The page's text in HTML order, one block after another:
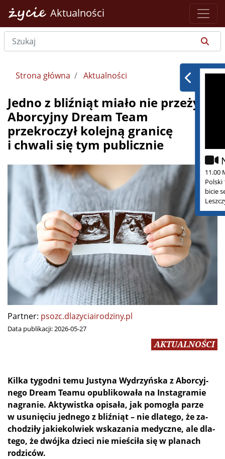
Aktualności
11.00
Polski
bicie
Strona główna Aktualności
Jedno z bliźniąt miało nie przeżyć.
Aborcyjny Dream Team
przekroczył kolejną granicę
i chwali się tym publicznie
Partner: psozc.dlazyciairodziny.pl
Data publikacji:2026-05-27
AKTUALNOŚCI
Kil­ka ty­go­dni te­mu Ju­sty­na Wy­drzyń­ska z Abor­cyj­
ne­go Dre­am Te­amu opu­bli­ko­wa­ła na In­sta­gra­mie
na­gra­nie. Ak­ty­wist­ka opi­sa­ła, jak po­mo­gła pa­rze
w usu­nię­ciu jed­ne­go z bliź­niąt – nie dla­te­go, że za­
cho­dzi­ły ja­kie­kol­wiek wska­za­nia me­dycz­ne, ale dla­
te­go, że dwój­ka dzie­ci nie mie­ści­ła się w pla­nach
rodziców.